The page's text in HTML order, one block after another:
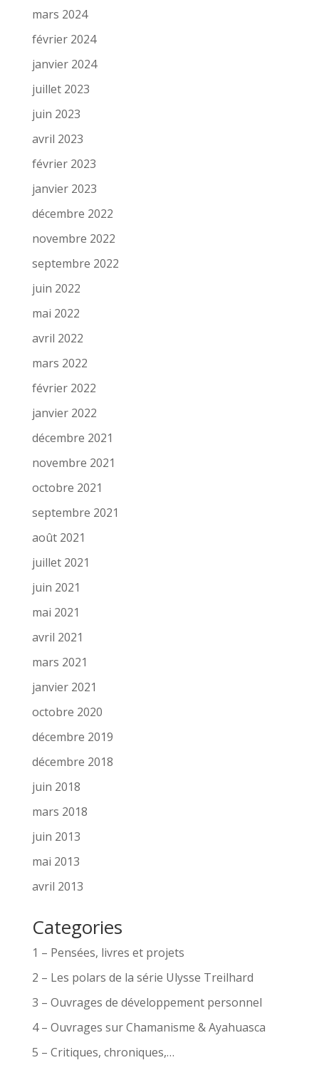
mars 2024
février 2024
janvier 2024
juillet 2023
juin 2023
avril 2023
février 2023
janvier 2023
décembre 2022
novembre 2022
septembre 2022
juin 2022
mai 2022
avril 2022
mars 2022
février 2022
janvier 2022
décembre 2021
novembre 2021
octobre 2021
septembre 2021
août 2021
juillet 2021
juin 2021
mai 2021
avril 2021
mars 2021
janvier 2021
octobre 2020
décembre 2019
décembre 2018
juin 2018
mars 2018
juin 2013
mai 2013
avril 2013
Categories
1 – Pensées, livres et projets
2 – Les polars de la série Ulysse Treilhard
3 – Ouvrages de développement personnel
4 – Ouvrages sur Chamanisme & Ayahuasca
5 – Critiques, chroniques,…